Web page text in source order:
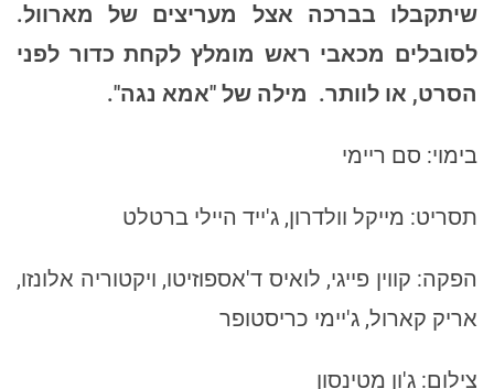
שיתקבלו בברכה אצל מעריצים של מארוול.
לסובלים מכאבי ראש מומלץ לקחת כדור לפני
הסרט, או לוותר.מילה של "אמא נגה".
בימוי: סם ריימי
תסריט: מייקל וולדרון, ג'ייד היילי ברטלט
הפקה: קווין פייגי, לואיס ד'אספוזיטו, ויקטוריה אלונזו,
אריק קארול, ג'יימי כריסטופר
צילום: ג'ון מטינסון